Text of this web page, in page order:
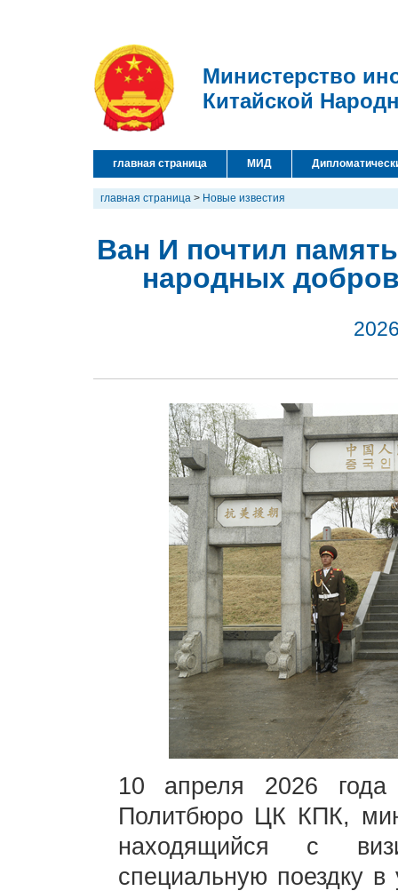
Министерство
Китайской
главная страница МИД
главная страница > Новые известия
Ван И почтил
народных
10 апреля 2026
Политбюро ЦК КПК,
находящийся с
специальную поездку в